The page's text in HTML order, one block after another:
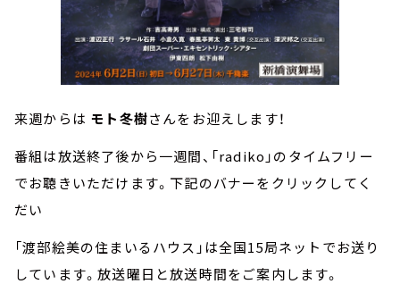
来週からは モト冬樹さんをお迎えします！
番組は放送終了後から一週間、「radiko」のタイムフリー
でお聴きいただけます。下記のバナーをクリックしてく
だい
「渡部絵美の住まいるハウス」は全国15局ネットでお送り
しています。放送曜日と放送時間をご案内します。